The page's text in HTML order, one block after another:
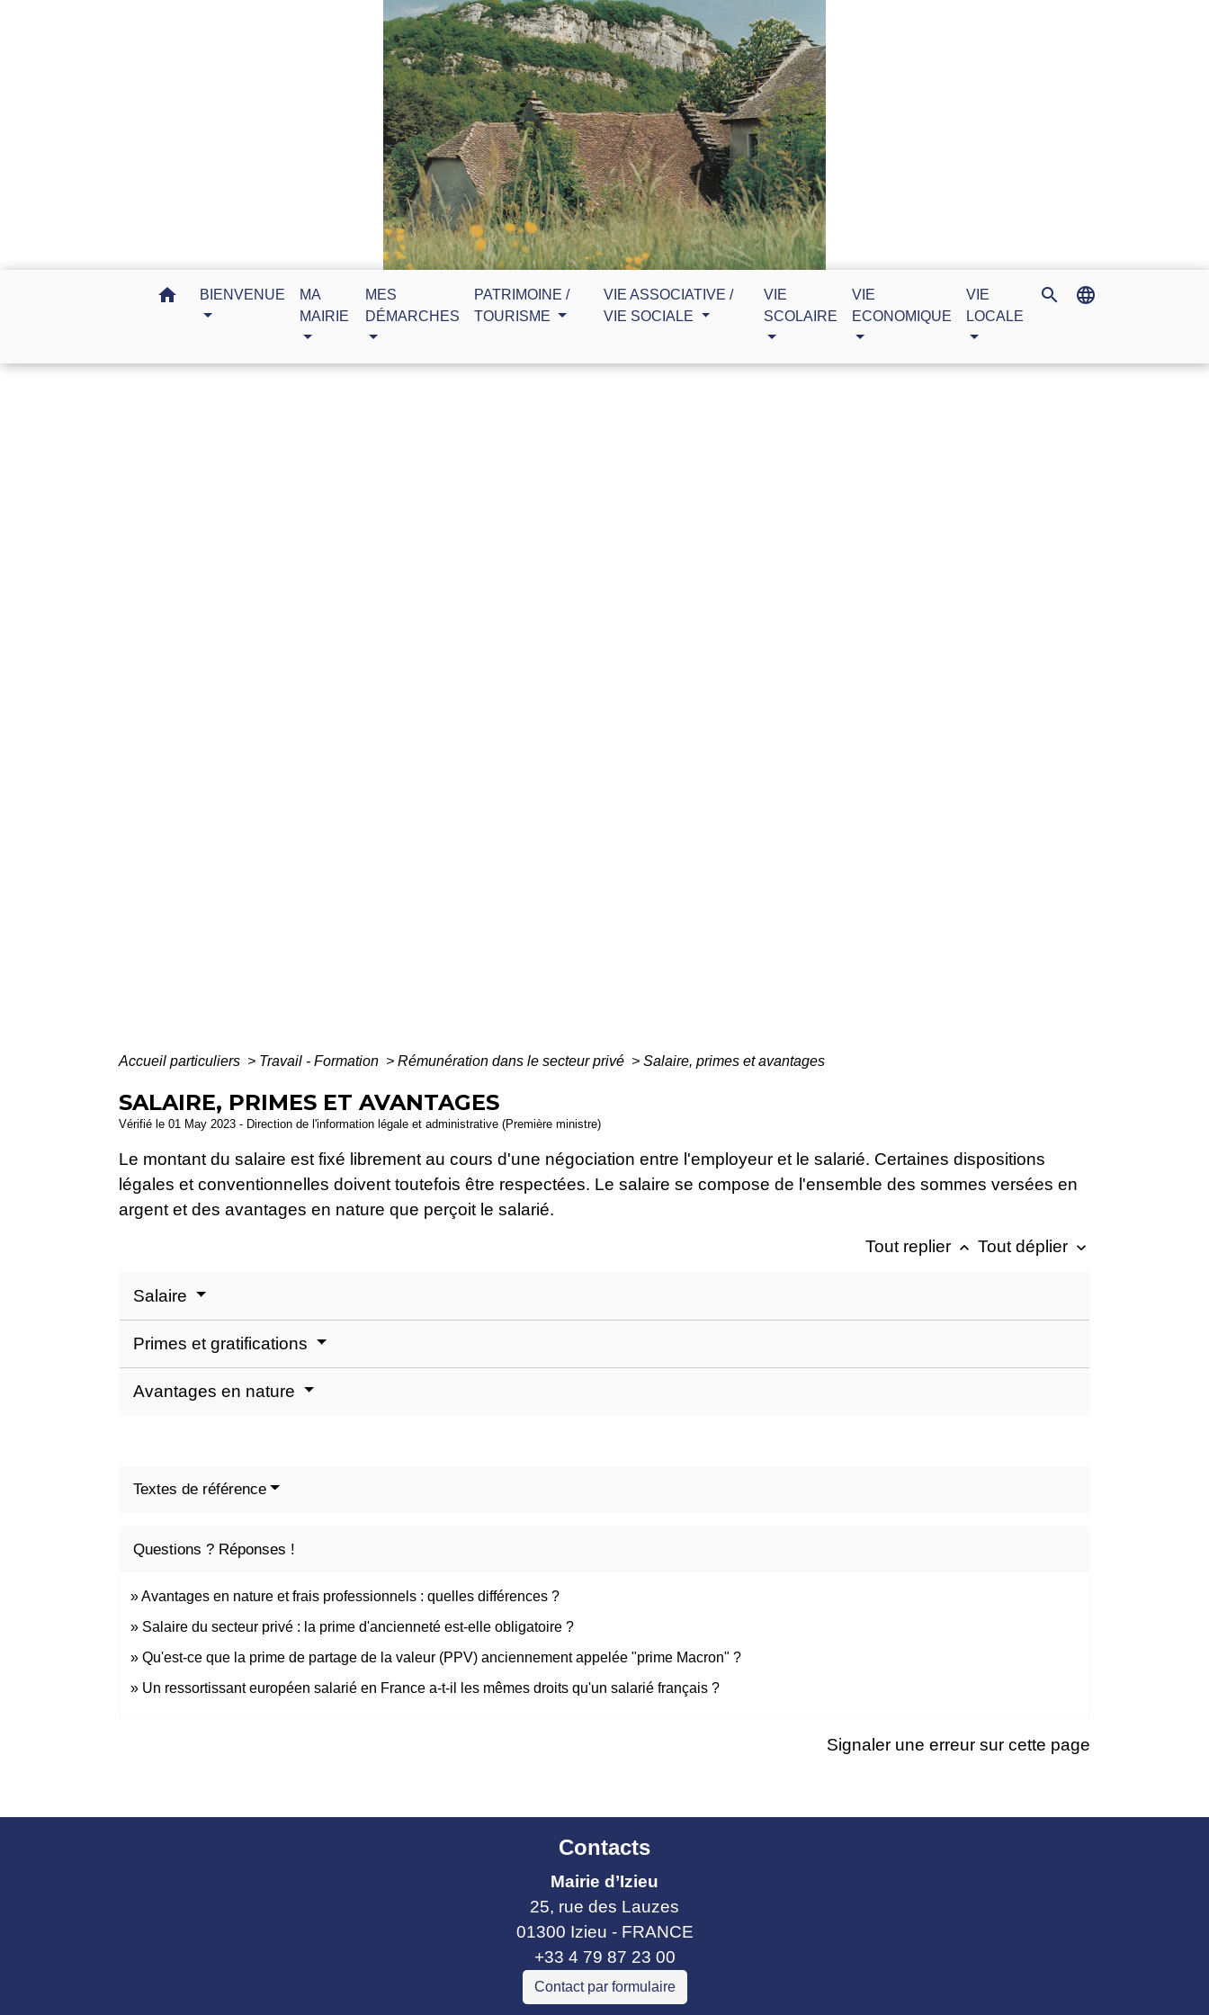
home BIENVENUE
MA
MAIRIE
MES
DÉMARCHES
PATRIMOINE /
TOURISME
VIE ASSOCIATIVE /
VIE SOCIALE
VIE
SCOLAIRE
VIE
ECONOMIQUE
VIE
LOCALE
search language
Accueil particuliers > Travail - Formation > Rémunération dans le secteur privé > Salaire, primes et avantages
SALAIRE, PRIMES ET AVANTAGES
Vérifié le 01 May 2023 - Direction de l'information légale et administrative (Première ministre)
Le montant du salaire est fixé librement au cours d'une négociation entre l'employeur et le salarié. Certaines dispositions
légales et conventionnelles doivent toutefois être respectées. Le salaire se compose de l'ensemble des sommes versées en
argent et des avantages en nature que perçoit le salarié.
Tout replier keyboard_arrow_up Tout déplier keyboard_arrow_down
Salaire
Primes et gratifications
Avantages en nature
Textes de référence
Questions ? Réponses !
Avantages en nature et frais professionnels : quelles différences ?
Salaire du secteur privé : la prime d'ancienneté est-elle obligatoire ?
Qu'est-ce que la prime de partage de la valeur (PPV) anciennement appelée "prime Macron" ?
Un ressortissant européen salarié en France a-t-il les mêmes droits qu'un salarié français ?
Signaler une erreur sur cette page
Contacts
Mairie d’Izieu
25, rue des Lauzes
01300 Izieu - FRANCE
+33 4 79 87 23 00
Contact par formulaire